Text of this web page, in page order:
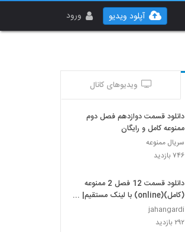
ورود آپلود ویدیو
ویدیوهای کانال
دانلود قسمت دوازدهم فصل دوم
ممنوعه کامل و رایگان
سریال ممنوعه
۷۴۶ بازدید
دانلود قسمت 12 فصل 2 ممنوعه
(کامل)(online) با لینک مستقیم|
دانلود قسمت دوازدهم فصل دوم
ممنوعه (قانونی)
jahangardi
۲۹۲ بازدید